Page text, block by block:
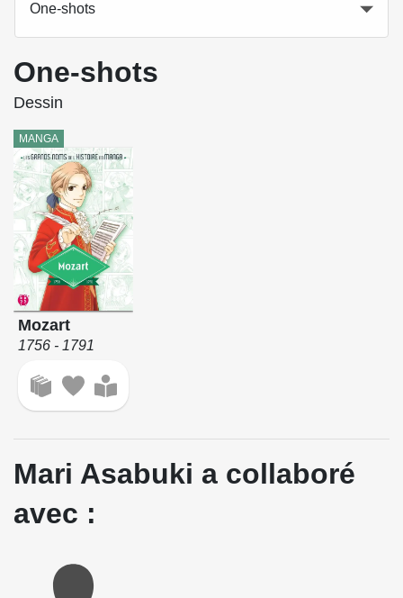
One-shots
One-shots
Dessin
MANGA
Mozart
1756 - 1791
Mari Asabuki a collaboré
avec :